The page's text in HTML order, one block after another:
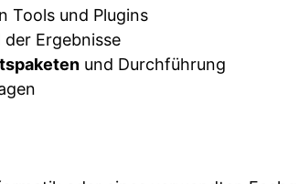
Tools und Plugins
Ergebnisse
und Durchführung